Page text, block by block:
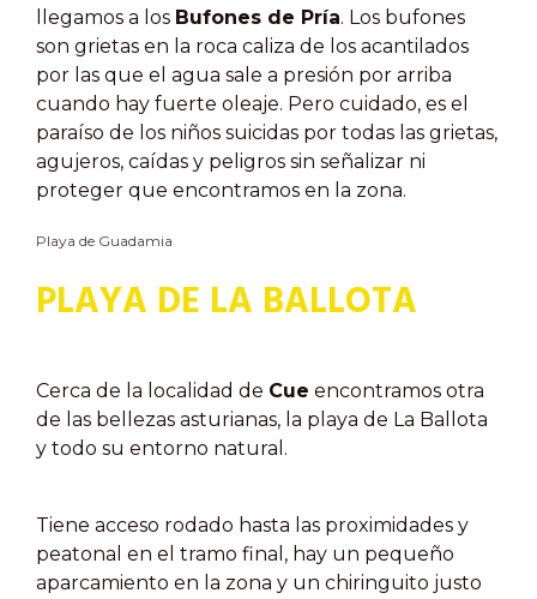
llegamos a los Bufones de Pría. Los bufones
son grietas en la roca caliza de los acantilados
por las que el agua sale a presión por arriba
cuando hay fuerte oleaje. Pero cuidado, es el
paraíso de los niños suicidas por todas las grietas,
agujeros, caídas y peligros sin señalizar ni
proteger que encontramos en la zona.
Playa de Guadamia
PLAYA DE LA BALLOTA
Cerca de la localidad de Cue encontramos otra
de las bellezas asturianas, la playa de La Ballota
y todo su entorno natural.
Tiene acceso rodado hasta las proximidades y
peatonal en el tramo final, hay un pequeño
aparcamiento en la zona y un chiringuito justo